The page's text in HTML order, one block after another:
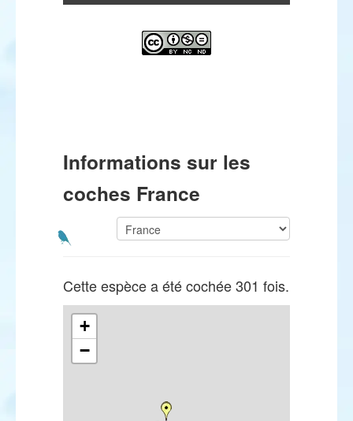
Informations sur les
coches France
Cette espèce a été cochée 301 fois.
+
−